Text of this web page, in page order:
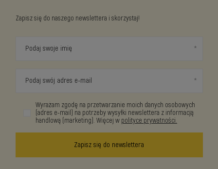
Zapisz się do naszego newslettera i skorzystaj!
Podaj swoje imię
Podaj swój adres e-mail
Wyrażam zgodę na przetwarzanie moich danych osobowych
(adres e-mail) na potrzeby wysyłki newslettera z informacją
handlową (marketing). Więcej w polityce prywatności.
Zapisz się do newslettera